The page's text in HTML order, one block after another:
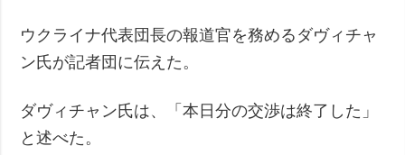
追加
インタビュー
写真
フォトバンク
ウクライナ代表団長の報道官を務めるダヴィチャ
ン氏が記者団に伝えた。
ダヴィチャン氏は、「本日分の交渉は終了した」
と述べた。